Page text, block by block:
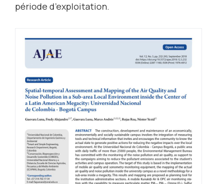
période d’exploitation.